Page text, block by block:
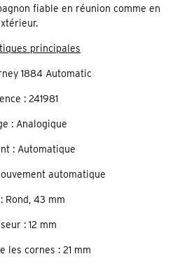
fiable en réunion comme en
principales
1884 Automatic
: 241981
: Analogique
: Automatique
automatique
Rond, 43 mm
: 12 mm
les cornes : 21 mm